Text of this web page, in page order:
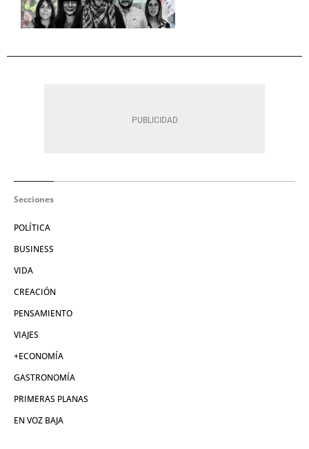
Secciones
POLÍTICA
BUSINESS
VIDA
CREACIÓN
PENSAMIENTO
VIAJES
+ECONOMÍA
GASTRONOMÍA
PRIMERAS PLANAS
EN VOZ BAJA